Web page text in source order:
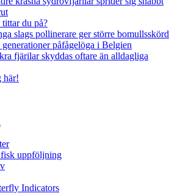
tittar du på?
slags pollinerare ger större bomullsskörd
påfågelöga i Belgien
fjärilar skyddas oftare än alldagliga
här!
uppföljning
Indicators